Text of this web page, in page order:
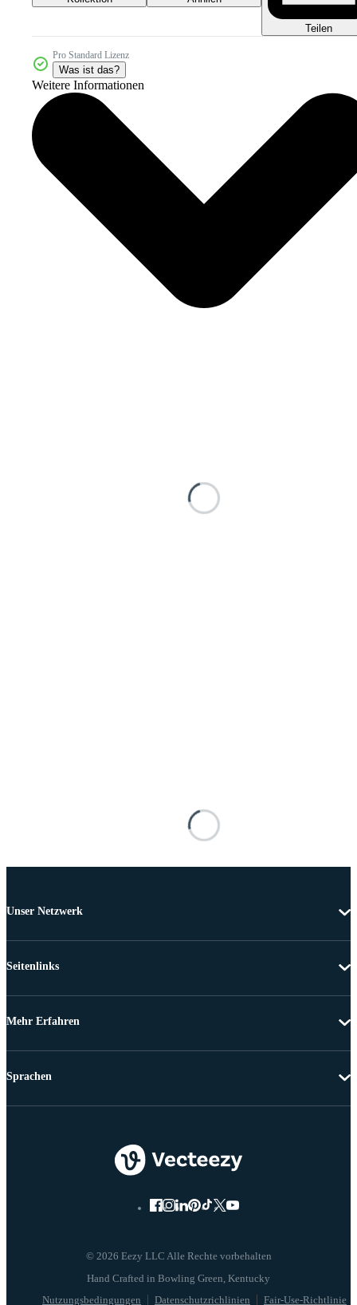
Teilen
Pro Standard Lizenz
Was ist das?
Weitere Informationen
Unser Netzwerk
Seitenlinks
Mehr Erfahren
© 2026 Eezy LLC Alle Rechte vorbehalten
Nutzungsbedingungen Datenschutzrichlinien Fair-Use-Richtlinie
Sprachen